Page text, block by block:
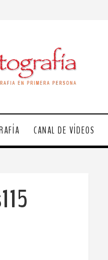
CANAL DE VÍDEOS